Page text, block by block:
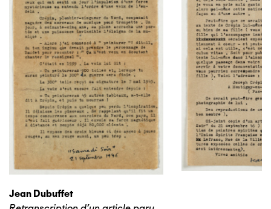
Jean Dubuffet